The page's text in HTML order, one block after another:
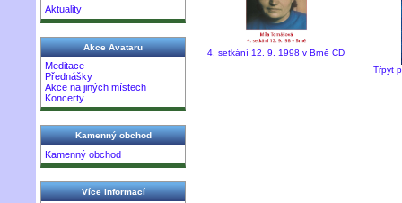
Aktuality
Akce Avataru
Meditace
Přednášky
Akce na jiných místech
Koncerty
Kamenný obchod
Kamenný obchod
Více informací
4. setkání 12. 9. 1998 v Brně CD
Třpyt